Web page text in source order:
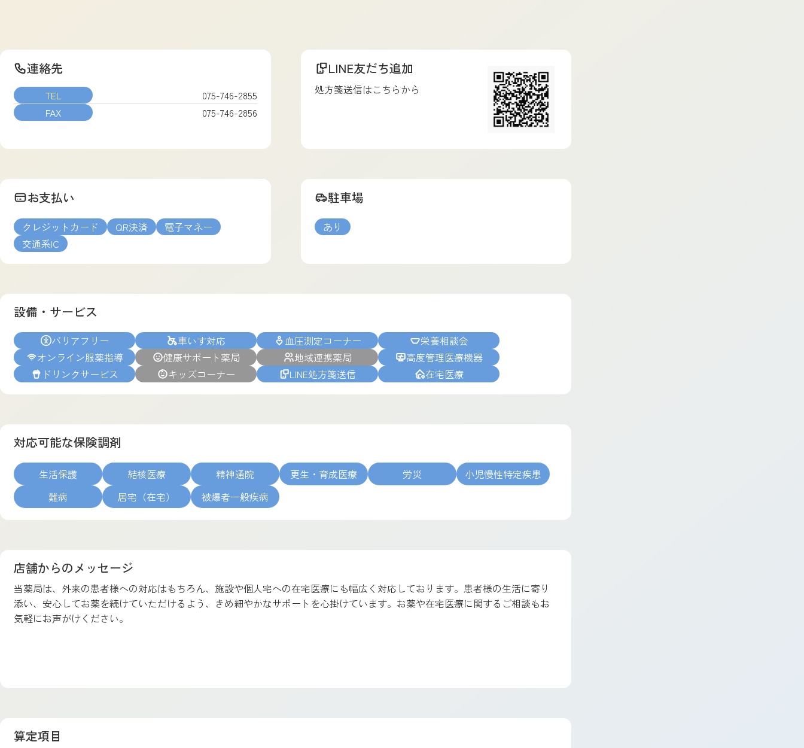
連絡先
TEL
075-746-2855
FAX
075-746-2856
LINE友だち追加
処方箋送信はこちらから
お支払い
クレジットカード QR決済
電子マネー
交通系IC
駐車場
あり
設備・サービス
バリアフリー 車いす対応 血圧測定コーナー
栄養相談会
オンライン服薬指導
健康サポート薬局 地域連携薬局
高度管理医療機器
ドリンクサービス
キッズコーナー LINE処方箋送信 在宅医療
対応可能な保険調剤
生活保護 結核医療 精神通院 更生・育成医療 労災
小児慢性特定疾患
難病
居宅（在宅） 被爆者一般疾病
店舗からのメッセージ
当薬局は、外来の患者様への対応はもちろん、施設や個人宅への在宅医療にも幅広く対応しております。患者様の生活に寄り
添い、安心してお薬を続けていただけるよう、きめ細やかなサポートを心掛けています。お薬や在宅医療に関するご相談もお
気軽にお声がけください。
算定項目